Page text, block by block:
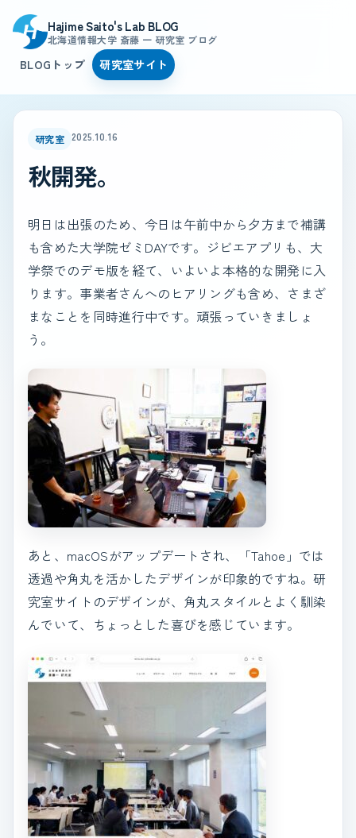
Hajime Saito's Lab BLOG
北海道情報大学 斎藤 一 研究室 ブログ
BLOGトップ 研究室サイト
研究室 2025.10.16
秋開発。
明日は出張のため、今日は午前中から夕方まで補講
も含めた大学院ゼミDAYです。ジビエアプリも、大
学祭でのデモ版を経て、いよいよ本格的な開発に入
ります。事業者さんへのヒアリングも含め、さまざ
まなことを同時進行中です。頑張っていきましょ
う。
あと、macOSがアップデートされ、「Tahoe」では
透過や角丸を活かしたデザインが印象的ですね。研
究室サイトのデザインが、角丸スタイルとよく馴染
んでいて、ちょっとした喜びを感じています。